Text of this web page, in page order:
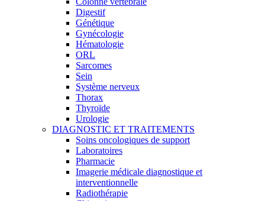
Digestif
Génétique
Gynécologie
Hématologie
ORL
Sarcomes
Sein
Système nerveux
Thorax
Thyroïde
Urologie
DIAGNOSTIC ET TRAITEMENTS
Soins oncologiques de support
Laboratoires
Pharmacie
Imagerie médicale diagnostique et
interventionnelle
Radiothérapie